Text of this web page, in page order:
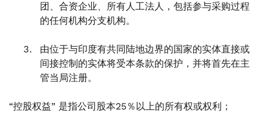
团、合资企业、所有人工法人，包括参与采购过程
的任何机构分支机构。
由位于与印度有共同陆地边界的国家的实体直接或
间接控制的实体将受本条款的保护，并将首先在主
管当局注册。
“控股权益” 是指公司股本25％以上的所有权或权利；